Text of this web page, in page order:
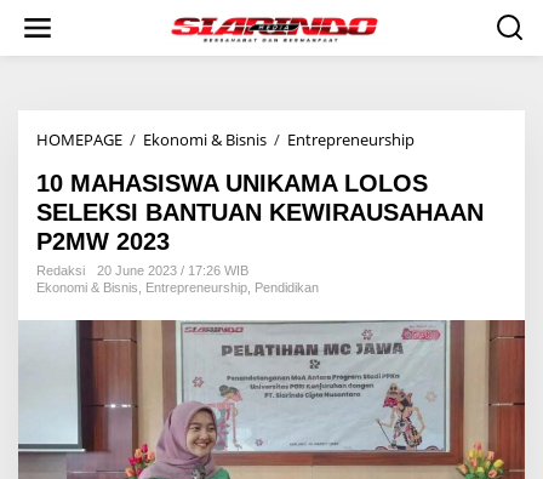
i
HOMEPAGE / Ekonomi & Bisnis / Entrepreneurship
M
A
H
W
A
U
N
I
K
A
10 MAHASISWA UNIKAMA LOLOS
SELEKSI BANTUAN KEWIRAUSAHAAN
P2MW 2023
Redaksi
20 June 2023 / 17:26 WIB
Ekonomi & Bisnis
Entrepreneurship Pendidikan